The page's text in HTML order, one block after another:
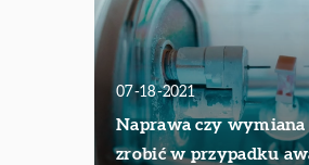
07-18-2021
Naprawa czy wymiana
zrobić w przypadku